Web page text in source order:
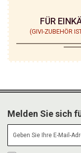
FÜR
(GIVI-ZUBEHÖR
Melden Sie sich